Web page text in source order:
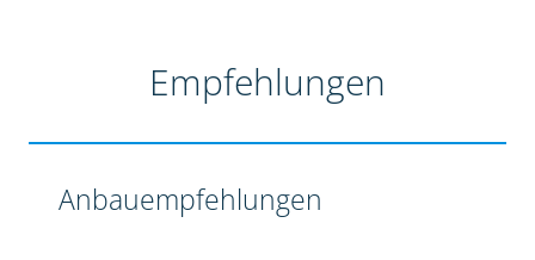
Empfehlungen
Anbauempfehlungen